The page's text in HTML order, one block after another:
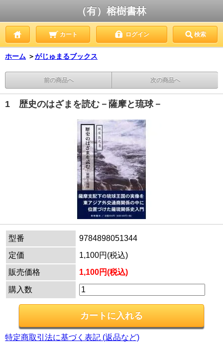
（有）榕樹書林
カート ログイン 検索
ホーム ＞がじゅまるブックス
前の商品へ 次の商品へ
1 歴史のはざまを読む－薩摩と琉球－
型番
9784898051344
定価
1,100円(税込)
販売価格
1,100円(税込)
購入数
特定商取引法に基づく表記 (返品など)